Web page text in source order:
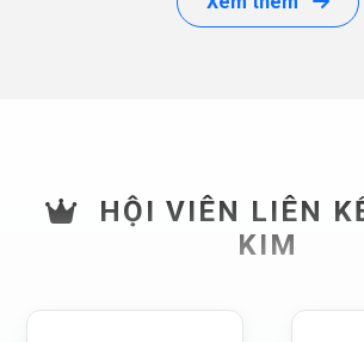
HỘI VIÊN LIÊN
KIM